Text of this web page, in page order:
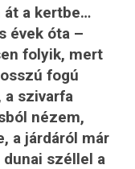
át a kertbe…
évek óta –
folyik, mert
fogú
a szivarfa
nézem,
a járdáról már
széllel a